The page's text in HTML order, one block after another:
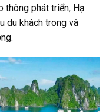
thông phát triển, Hạ
du khách trong và